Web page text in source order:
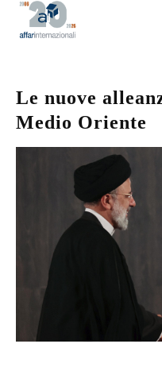
Le nuove
Medio Oriente